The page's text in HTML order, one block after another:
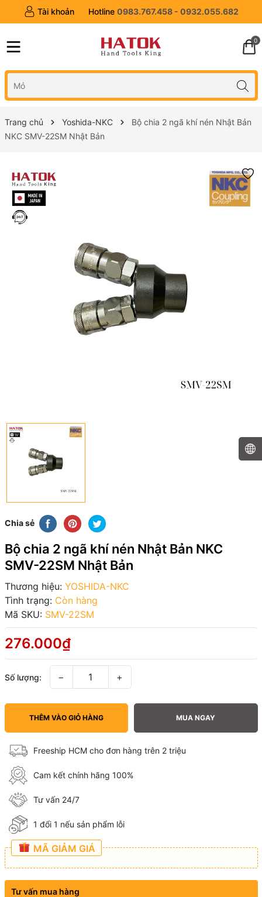
Tài khoản Hotline 0983.767.458 - 0932.055.682
0
Trang chủ Yoshida-NKC
Bộ chia 2 ngã khí nén Nhật Bản
NKC SMV-22SM Nhật Bản
Chia sẻ
Bộ chia 2 ngã khí nén Nhật Bản NKC
SMV-22SM Nhật Bản
Thương hiệu: YOSHIDA-NKC
Tình trạng: Còn hàng
Mã SKU: SMV-22SM
276.000₫
Số lượng: − +
THÊM VÀO GIỎ HÀNG MUA NGAY
Freeship HCM cho đơn hàng trên 2 triệu
Cam kết chính hãng 100%
Tư vấn 24/7
1 đổi 1 nếu sản phẩm lỗi
MÃ GIẢM GIÁ
Tư vấn mua hàng